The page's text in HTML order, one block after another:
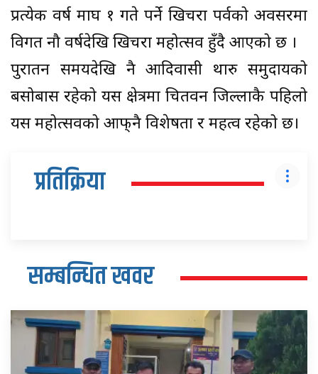
प्रत्येक वर्ष माघ १ गते पर्ने खिचरा पर्वको अवसरमा
विगत नौ वर्षदेखि खिचरा महोत्सव हुँदै आएको छ ।
पुरातन समयदेखि नै आदिवासी थारु समुदायको
बसोबास रहेको यस क्षेत्रमा चितवन जिल्लाकै पहिलो
यस महोत्सवको आफ्‌नै विशेषता र महत्व रहेको छ।
प्रतिक्रिया
सम्बन्धित खवर